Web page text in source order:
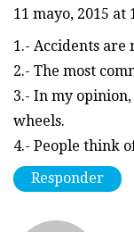
11 mayo, 2015 at
1.- Accidents are
2.- The most
3.- In my
wheels.
4.- People think
Responder